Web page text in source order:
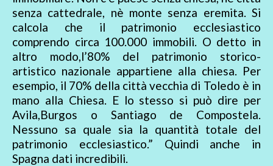
senza cattedrale, nè monte senza eremita. Si
calcola che il patrimonio ecclesiastico
comprendo circa 100.000 immobili. O detto in
altro modo,l’80% del patrimonio storico-
artistico nazionale appartiene alla chiesa. Per
esempio, il 70% della città vecchia di Toledo è in
mano alla Chiesa. E lo stesso si può dire per
Avila,Burgos o Santiago de Compostela.
Nessuno sa quale sia la quantità totale del
patrimonio ecclesiastico.” Quindi anche in
Spagna dati incredibili.